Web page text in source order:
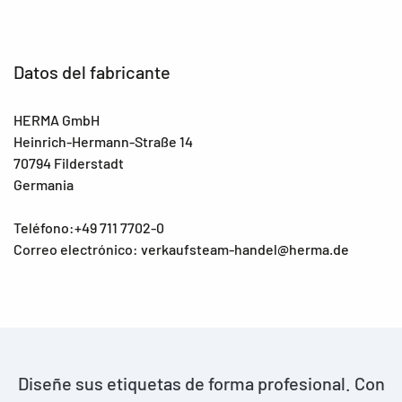
Datos del fabricante
HERMA GmbH
Heinrich-Hermann-Straße 14
70794 Filderstadt
Germania
Teléfono:+49 711 7702-0
Correo electrónico: verkaufsteam-handel@herma.de
Diseñe sus etiquetas de forma profesional. Con